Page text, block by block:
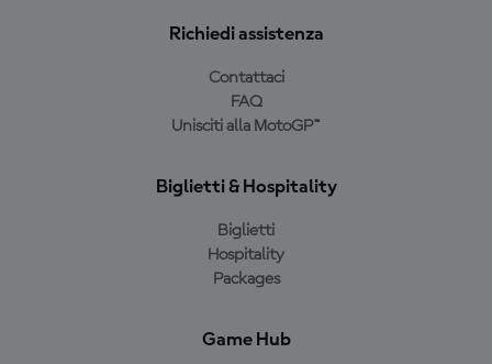
Richiedi assistenza
Contattaci
FAQ
Unisciti alla MotoGP™
Biglietti & Hospitality
Biglietti
Hospitality
Packages
Game Hub